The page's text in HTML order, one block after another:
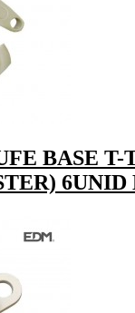
BASE T-
6UNID